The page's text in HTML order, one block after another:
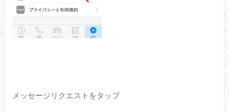
メッセージリクエストをタップ